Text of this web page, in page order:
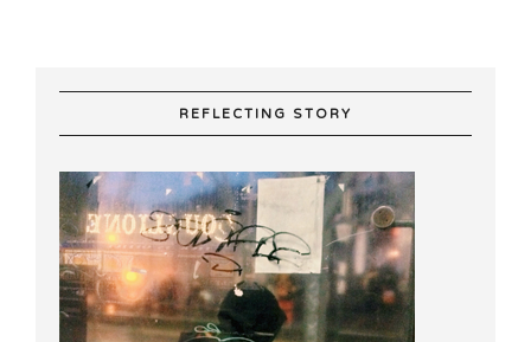
REFLECTING STORY